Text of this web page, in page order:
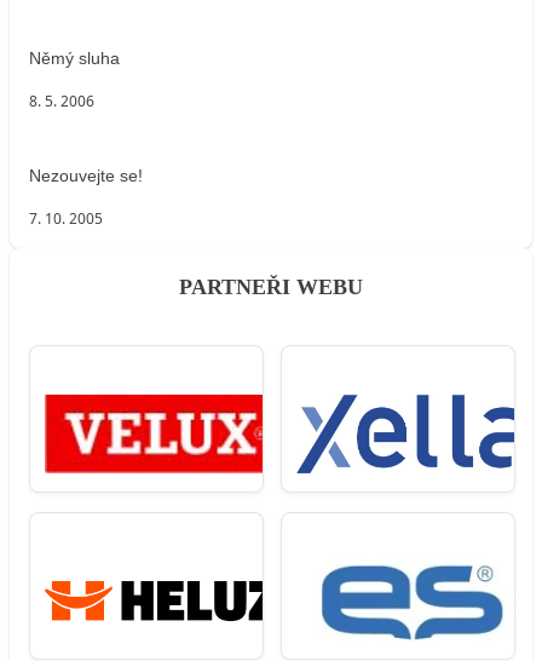
Němý sluha
8. 5. 2006
Nezouvejte se!
7. 10. 2005
PARTNEŘI WEBU